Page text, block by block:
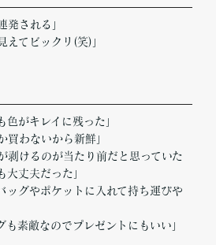
発される」
えてビックリ(笑)」
色がキレイに残った」
買わないから新鮮」
剥けるのが当たり前だと思っていた
大丈夫だった」
ッグやポケットに入れて持ち運びや
も素敵なのでプレゼントにもいい」